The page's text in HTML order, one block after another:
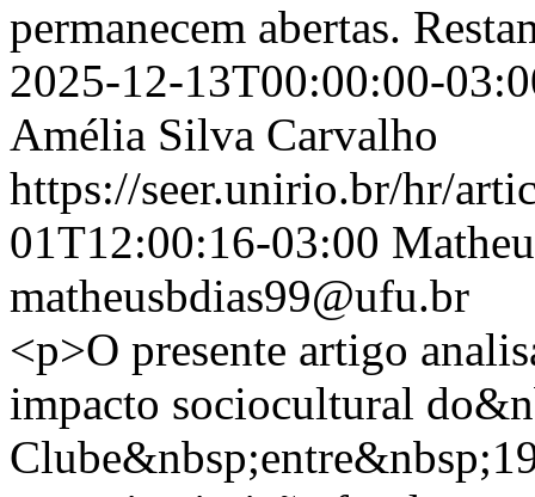
permanecem abertas.
2025-12-13T00:00:00-
Amélia Silva Carvalho
https://seer.unirio.br/hr/
01T12:00:16-03:00
matheusbdias99@ufu.br
<p>O presente artigo
impacto sociocultural